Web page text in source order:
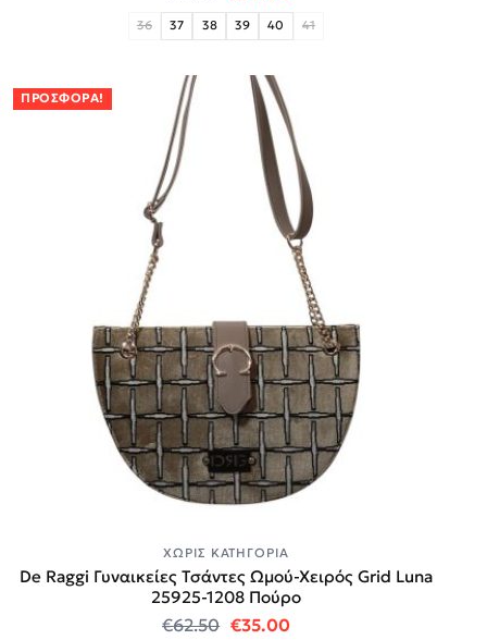
36 37 38 39 40 41
ΠΡΟΣΦΟΡΆ!
ΧΩΡΊΣ ΚΑΤΗΓΟΡΊΑ
De Raggi Γυναικείες Τσάντες Ωμού-Χειρός Grid Luna
25925-1208 Πούρο
€62.50 Original price was: €62.50.
€35.00Η τρέχουσα τιμή